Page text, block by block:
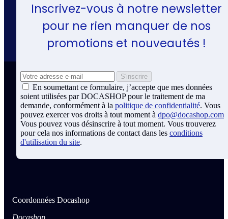
Inscrivez-vous à notre newsletter
pour ne rien manquer de nos
promotions et nouveautés !
En soumettant ce formulaire, j’accepte que mes données
soient utilisées par DOCASHOP pour le traitement de ma
demande, conformément à la politique de confidentialité. Vous
pouvez exercer vos droits à tout moment à dpo@docashop.com
Vous pouvez vous désinscrire à tout moment. Vous trouverez
pour cela nos informations de contact dans les conditions
d'utilisation du site.
Coordonnées Docashop